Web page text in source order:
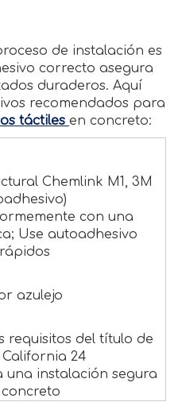
de instalación es
correcto asegura
duraderos. Aquí
recomendados para
táctiles en concreto:
Chemlink M1, 3M
con una
Use autoadhesivo
azulejo
requisitos del título de
24
una instalación segura